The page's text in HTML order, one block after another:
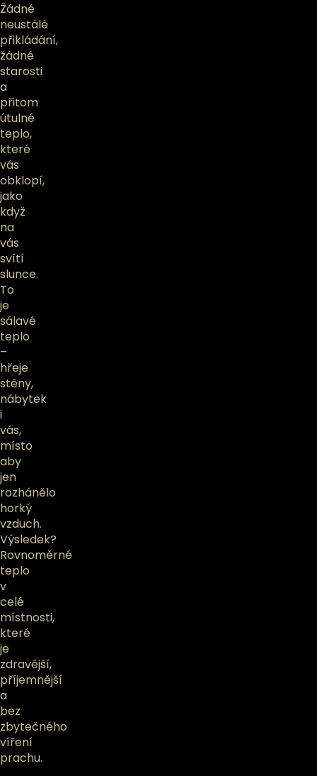
Žádné
neustálé
přikládání,
žádné
starosti
a
přitom
útulné
teplo,
které
vás
obklopí,
jako
když
na
vás
svítí
slunce.
To
je
sálavé
teplo
–
hřeje
stěny,
nábytek
i
vás,
místo
aby
jen
rozhánělo
horký
vzduch.
Výsledek?
Rovnoměrné
teplo
v
celé
místnosti,
které
je
zdravější,
příjemnější
a
bez
zbytečného
víření
prachu.